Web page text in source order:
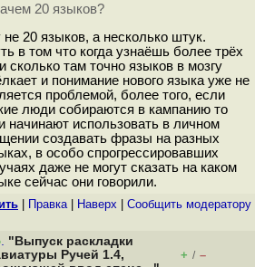
20 языков?
не 20 языков, а несколько штук.
в том что когда узнаёшь более трёх
сколько там точно языков в мозгу
и понимание нового языка уже не
проблемой, более того, если
люди собираются в кампанию то
начинают использовать в личном
создавать фразы на разных
в особо спрогрессировавших
даже не могут сказать на каком
сейчас они говорили.
Правка| Наверх Cообщить модератору
. "Выпуск раскладки
Ручей 1.4,
+ / –